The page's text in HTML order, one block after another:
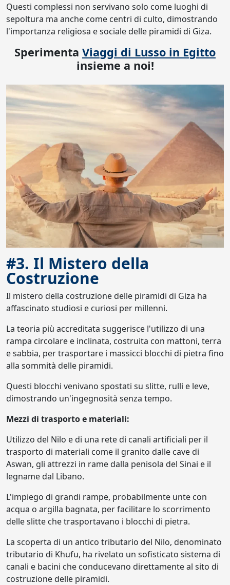
Questi complessi non servivano solo come luoghi di
sepoltura ma anche come centri di culto, dimostrando
l'importanza religiosa e sociale delle piramidi di Giza.
Sperimenta Viaggi di Lusso in Egitto
insieme a noi!
#3. Il Mistero della
Costruzione
Il mistero della costruzione delle piramidi di Giza ha
affascinato studiosi e curiosi per millenni.
La teoria più accreditata suggerisce l'utilizzo di una
rampa circolare e inclinata, costruita con mattoni, terra
e sabbia, per trasportare i massicci blocchi di pietra fino
alla sommità delle piramidi.
Questi blocchi venivano spostati su slitte, rulli e leve,
dimostrando un'ingegnosità senza tempo.
Mezzi di trasporto e materiali:
Utilizzo del Nilo e di una rete di canali artificiali per il
trasporto di materiali come il granito dalle cave di
Aswan, gli attrezzi in rame dalla penisola del Sinai e il
legname dal Libano.
L'impiego di grandi rampe, probabilmente unte con
acqua o argilla bagnata, per facilitare lo scorrimento
delle slitte che trasportavano i blocchi di pietra.
La scoperta di un antico tributario del Nilo, denominato
tributario di Khufu, ha rivelato un sofisticato sistema di
canali e bacini che conducevano direttamente al sito di
costruzione delle piramidi.